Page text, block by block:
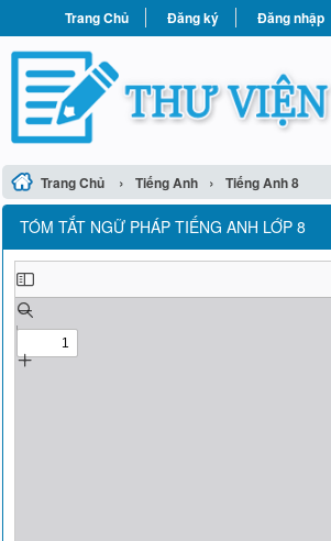
Trang Chủ Đăng ký Đăng nhập
Trang Chủ › Tiếng Anh › Tiếng Anh 8
TÓM TẮT NGỮ PHÁP TIẾNG ANH LỚP 8